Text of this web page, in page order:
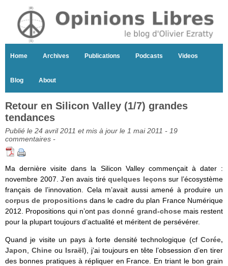
Home Archives Publications Podcasts Videos
Blog About
Retour en Silicon Valley (1/7) grandes
tendances
Publié le 24 avril 2011 et mis à jour le 1 mai 2011 - 19
commentaires -
Ma dernière visite dans la Silicon Valley commençait à dater :
novembre 2007. J’en avais tiréquelques leçons sur l’écosystème
français de l’innovation. Cela m’avait aussi amené à produire un
corpus de propositions dans le cadre du plan France Numérique
2012. Propositions qui n’ont pas donné grand-chosemais restent
pour la plupart toujours d’actualité et méritent de persévérer.
Quand je visite un pays à forte densité technologique (cf Corée,
Japon
Chineou Israël), j’ai toujours en tête l’obsession d’en tirer
des bonnes pratiques à répliquer en France. En triant le bon grain